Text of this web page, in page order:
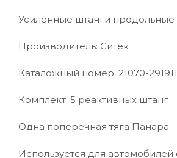
Усиленные штанги продольные
Производитель: Ситек
Каталожный номер: 21070-
Комплект: 5 реактивных штанг
Одна поперечная тяга Панара
Используется для